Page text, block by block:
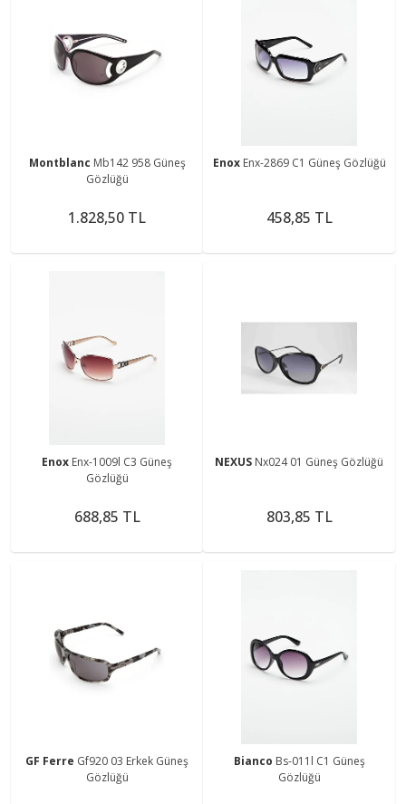
Montblanc Mb142 958 Güneş
Gözlüğü
1.828,50 TL
Enox Enx-2869 C1 Güneş Gözlüğü
458,85 TL
Enox Enx-1009l C3 Güneş
Gözlüğü
688,85 TL
NEXUS Nx024 01 Güneş Gözlüğü
803,85 TL
GF Ferre Gf920 03 Erkek Güneş
Gözlüğü
Bianco Bs-011l C1 Güneş
Gözlüğü